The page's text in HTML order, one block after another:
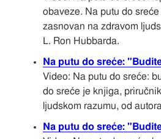
obaveze. Na putu do
zasnovan na zdravom
L. Ron Hubbarda.
Na putu do sreće:
Video: Na putu do sreće:
do sreće je knjiga,
ljudskom razumu, od
Na putu do sreće: